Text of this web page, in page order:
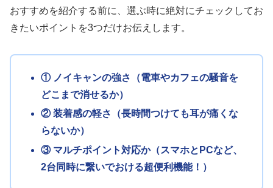
おすすめを紹介する前に、選ぶ時に絶対にチェックしてお
きたいポイントを3つだけお伝えします。
① ノイキャンの強さ（電車やカフェの騒音を
どこまで消せるか）
② 装着感の軽さ（長時間つけても耳が痛くな
らないか）
③ マルチポイント対応か（スマホとPCなど、
2台同時に繋いでおける超便利機能！）